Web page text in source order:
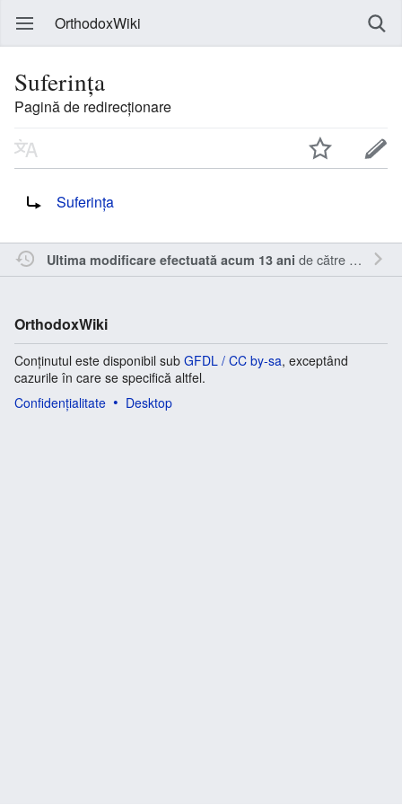
OrthodoxWiki
Suferinţa
Pagină de redirecționare
Suferința
Ultima modificare efectuată acum 13 ani de către Oql
OrthodoxWiki
Conținutul este disponibil sub GFDL / CC by-sa, exceptând
cazurile în care se specifică altfel.
Confidențialitate
Desktop